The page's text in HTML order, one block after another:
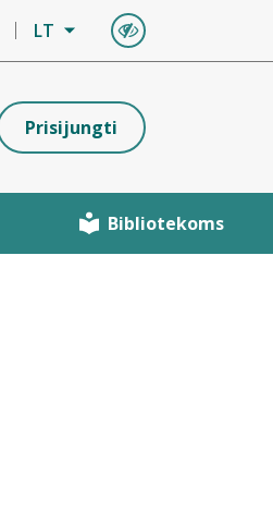
LT
Prisijungti
Bibliotekoms